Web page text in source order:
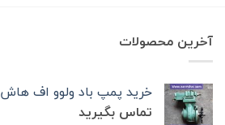
آخرین محصولات
خرید پمپ باد ولوو اف هاش 13 تک‌ پیستون -FH13
تماس بگیرید